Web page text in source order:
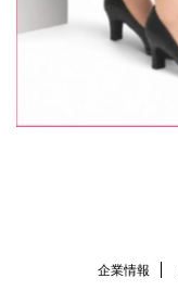
企業情報